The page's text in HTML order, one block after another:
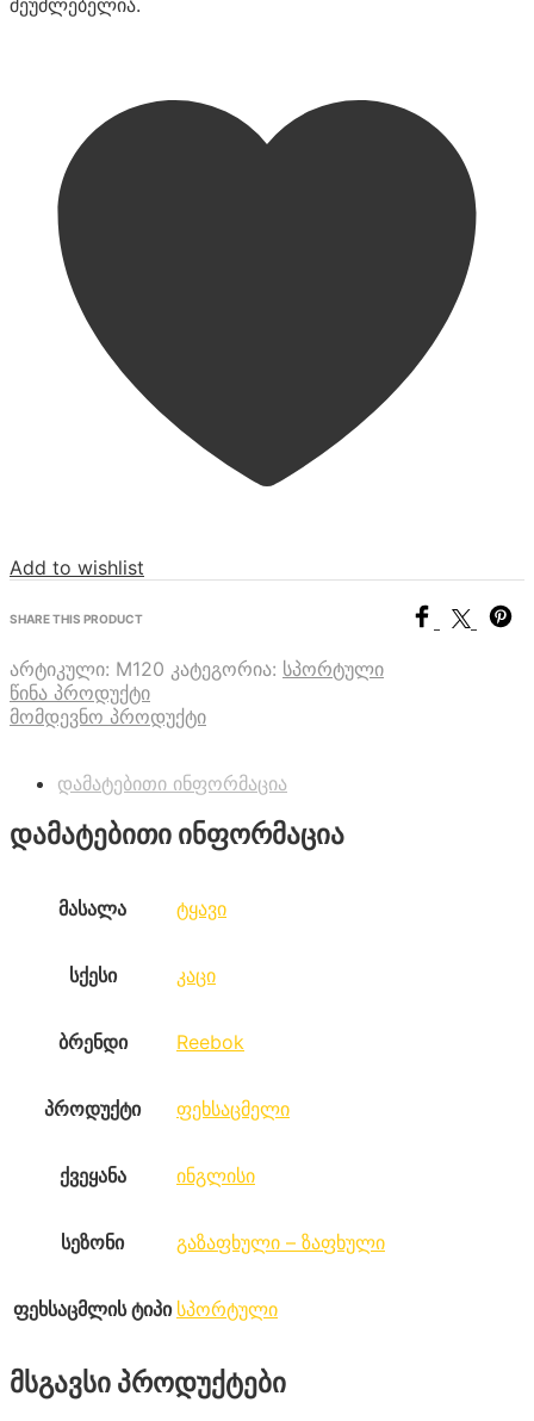
Add to wishlist
SHARE THIS PRODUCT
არტიკული: M120 კატეგორია: სპორტული
წინა პროდუქტი
მომდევნო პროდუქტი
დამატებითი ინფორმაცია
დამატებითი ინფორმაცია
მასალა ტყავი
სქესი კაცი
ბრენდი Reebok
პროდუქტი ფეხსაცმელი
ქვეყანა ინგლისი
სეზონი გაზაფხული – ზაფხული
ფეხსაცმლის ტიპი სპორტული
მსგავსი პროდუქტები